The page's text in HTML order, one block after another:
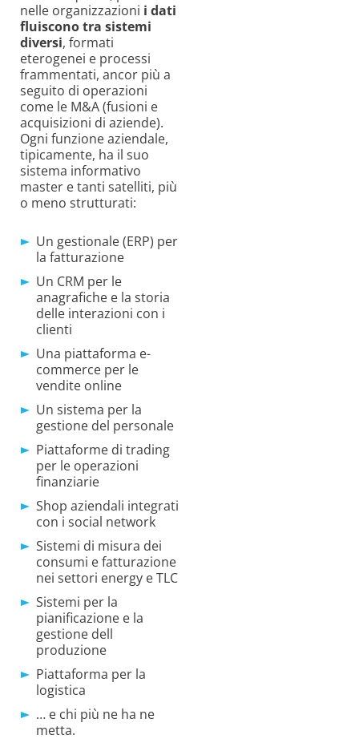
nelle organizzazioni i dati
fluiscono tra sistemi
diversi, formati
eterogenei e processi
frammentati, ancor più a
seguito di operazioni
come le M&A (fusioni e
acquisizioni di aziende).
Ogni funzione aziendale,
tipicamente, ha il suo
sistema informativo
master e tanti satelliti, più
o meno strutturati:
Un gestionale (ERP) per
la fatturazione
Un CRM per le
anagrafiche e la storia
delle interazioni con i
clienti
Una piattaforma e-
commerce per le
vendite online
Un sistema per la
gestione del personale
Piattaforme di trading
per le operazioni
finanziarie
Shop aziendali integrati
con i social network
Sistemi di misura dei
consumi e fatturazione
nei settori energy e TLC
Sistemi per la
pianificazione e la
gestione dell
produzione
Piattaforma per la
logistica
… e chi più ne ha ne
metta.